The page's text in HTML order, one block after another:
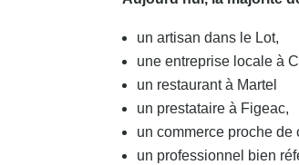
un artisan dans le Lot,
une entreprise locale à
un restaurant à Martel
un prestataire à Figeac,
un commerce proche de
un professionnel bien